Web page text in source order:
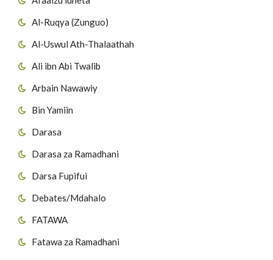
Al-Ruqya (Zunguo)
Al-Uswul Ath-Thalaathah
Ali ibn Abi Twalib
Arbain Nawawiy
Bin Yamiin
Darasa
Darasa za Ramadhani
Darsa Fupifui
Debates/Mdahalo
FATAWA
Fatawa za Ramadhani